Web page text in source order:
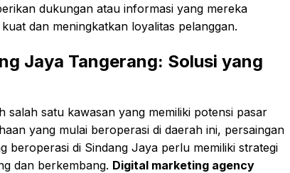
dukungan atau informasi yang mereka
dan meningkatkan loyalitas pelanggan.
Jaya Tangerang: Solusi yang
salah satu kawasan yang memiliki potensi pasar
yang mulai beroperasi di daerah ini, persaingan
beroperasi di Sindang Jaya perlu memiliki strategi
dan berkembang. Digital marketing agency